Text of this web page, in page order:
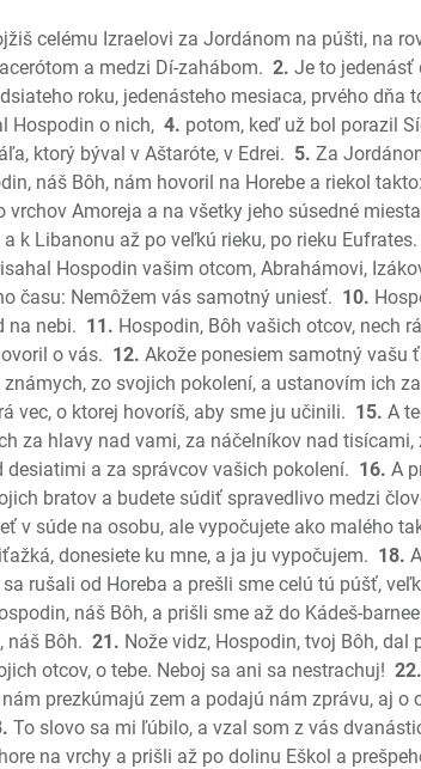
celému Izraelovi za Jordánom na púšti, na
a medzi Dí-zahábom. 2. Je to jedenásť
roku, jedenásteho mesiaca, prvého dňa
Hospodin o nich, 4. potom, keď už bol porazil
ktorý býval v Aštaróte, v Edrei. 5. Za
náš Bôh, nám hovoril na Horebe a riekol
vrchov Amoreja a na všetky jeho súsedné
k Libanonu až po veľkú rieku, po rieku Eufrates.
Hospodin vašim otcom, Abrahámovi,
času: Nemôžem vás samotný uniesť. 10.
na nebi. 11. Hospodin, Bôh vašich otcov, nech
o vás. 12. Akože ponesiem samotný vašu
zo svojich pokolení, a ustanovím ich
vec, o ktorej hovoríš, aby sme ju učinili. 15. A
za hlavy nad vami, za náčelníkov nad
a za správcov vašich pokolení. 16. A
bratov a budete súdiť spravedlivo medzi
v súde na osobu, ale vypočujete ako malého
donesiete ku mne, a ja ju vypočujem. 18.
rušali od Horeba a prešli sme celú tú púšť,
náš Bôh, a prišli sme až do Kádeš-
náš Bôh. 21. Nože vidz, Hospodin, tvoj Bôh, dal
otcov, o tebe. Neboj sa ani sa nestrachuj! 22.
prezkúmajú zem a podajú nám zprávu, aj o
To slovo sa mi ľúbilo, a vzal som z vás
na vrchy a prišli až po dolinu Eškol a